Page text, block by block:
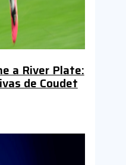
a River Plate:
de Coudet